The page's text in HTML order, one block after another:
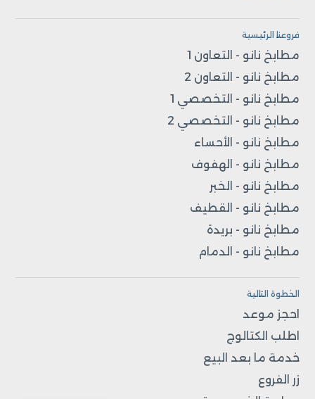
فروعنا الرئيسية
مطابخ نانو - التعاون 1
مطابخ نانو - التعاون 2
مطابخ نانو - التخصصي 1
مطابخ نانو - التخصصي 2
مطابخ نانو - الأحساء
مطابخ نانو - الهفوف
مطابخ نانو - الخبر
مطابخ نانو - القطيف
مطابخ نانو - بريدة
مطابخ نانو - الدمام
الخطوة التالية
احجز موعد
اطلب الكتالوج
خدمة ما بعد البيع
زر الفروع